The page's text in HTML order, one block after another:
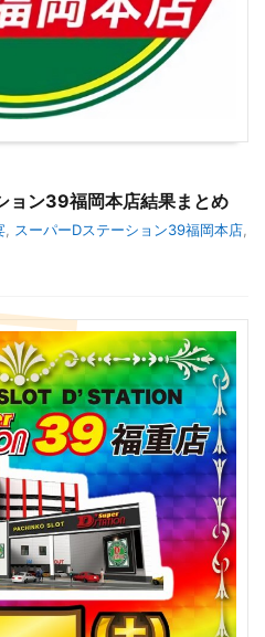
ン39福岡本店結果まとめ
スーパーDステーション39福岡本店